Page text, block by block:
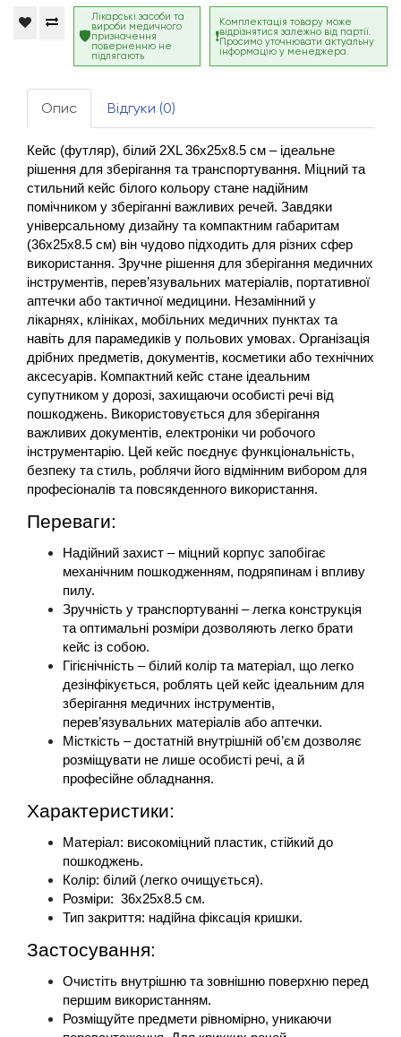
Лікарські засоби та
вироби медичного
призначення
поверненню не
підлягають
Комплектація товару може
відрізнятися залежно від партії.
Просимо уточнювати актуальну
інформацію у менеджера.
Опис Відгуки (0)
Кейс (футляр), білий 2XL 36x25x8.5 см – ідеальне
рішення для зберігання та транспортування. Міцний та
стильний кейс білого кольору стане надійним
помічником у зберіганні важливих речей. Завдяки
універсальному дизайну та компактним габаритам
(36x25x8.5 см) він чудово підходить для різних сфер
використання. Зручне рішення для зберігання медичних
інструментів, перев’язувальних матеріалів, портативної
аптечки або тактичної медицини. Незамінний у
лікарнях, клініках, мобільних медичних пунктах та
навіть для парамедиків у польових умовах. Організація
дрібних предметів, документів, косметики або технічних
аксесуарів. Компактний кейс стане ідеальним
супутником у дорозі, захищаючи особисті речі від
пошкоджень. Використовується для зберігання
важливих документів, електроніки чи робочого
інструментарію. Цей кейс поєднує функціональність,
безпеку та стиль, роблячи його відмінним вибором для
професіоналів та повсякденного використання.
Переваги:
Надійний захист – міцний корпус запобігає
механічним пошкодженням, подряпинам і впливу
пилу.
Зручність у транспортуванні – легка конструкція
та оптимальні розміри дозволяють легко брати
кейс із собою.
Гігієнічність – білий колір та матеріал, що легко
дезінфікується, роблять цей кейс ідеальним для
зберігання медичних інструментів,
перев’язувальних матеріалів або аптечки.
Місткість – достатній внутрішній об’єм дозволяє
розміщувати не лише особисті речі, а й
професійне обладнання.
Характеристики:
Матеріал: високоміцний пластик, стійкий до
пошкоджень.
Колір: білий (легко очищується).
Розміри:  36x25x8.5 см.
Тип закриття: надійна фіксація кришки.
Застосування:
Очистіть внутрішню та зовнішню поверхню перед
першим використанням.
Розміщуйте предмети рівномірно, уникаючи